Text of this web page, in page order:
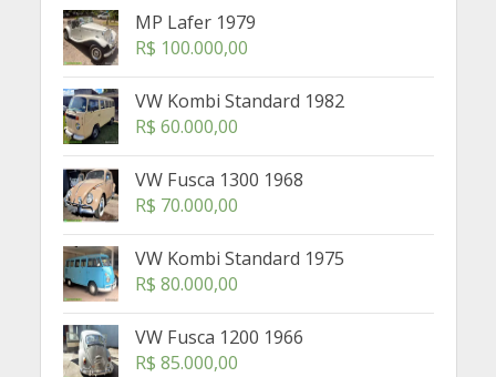
MP Lafer 1979
R$ 100.000,00
VW Kombi Standard 1982
R$ 60.000,00
VW Fusca 1300 1968
R$ 70.000,00
VW Kombi Standard 1975
R$ 80.000,00
VW Fusca 1200 1966
R$ 85.000,00